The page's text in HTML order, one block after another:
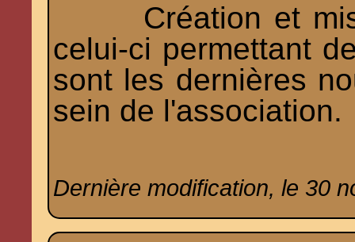
Création et mise
celui-ci permettant
sont les dernières
sein de l'association.
Dernière modification, le 30